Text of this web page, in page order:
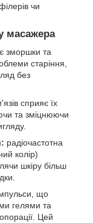
чи
масажера
зморшки та
старіння,
без
сприяє їх
та зміцнюючи
радіочастотна
колір)
шкіру більш
що
гелями та
Цей